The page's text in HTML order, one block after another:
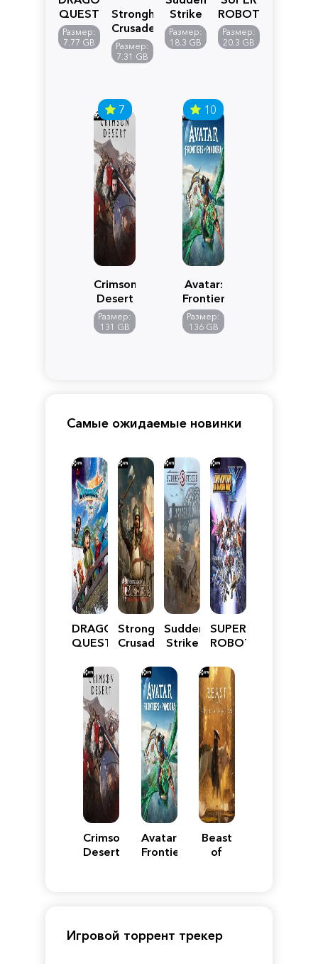
QUEST
VII
Reimagined
Размер:
7.77 GB
Stronghold
Crusader:
Definitive
Edition
Размер:
7.31 GB
Strike
5
Размер:
18.3 GB
ROBOT
WARS
Y
Размер:
20.3 GB
7
Crimson
Desert
Размер:
131 GB
10
Avatar:
Frontiers
of
Pandora
Размер:
136 GB
Самые ожидаемые новинки
DRAGON
QUEST
Reimagined
Stronghold
Crusader:
Edition
Sudden
Strike
SUPER
ROBOT
Y
Crimson
Desert
Avatar:
Frontiers
Beast
of
Игровой торрент трекер